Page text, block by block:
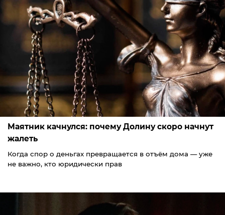
Маятник качнулся: почему Долину скоро начнут
жалеть
Когда спор о деньгах превращается в отъём дома — уже
не важно, кто юридически прав